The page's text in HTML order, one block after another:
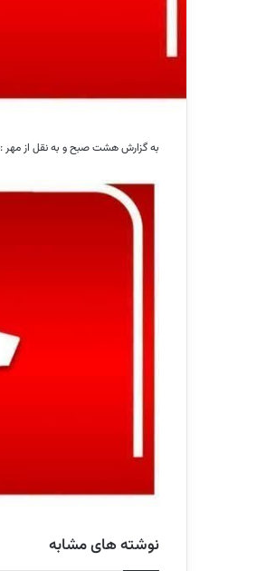
به گزارش هشت صبح و به نقل از مهر :
نوشته های مشابه